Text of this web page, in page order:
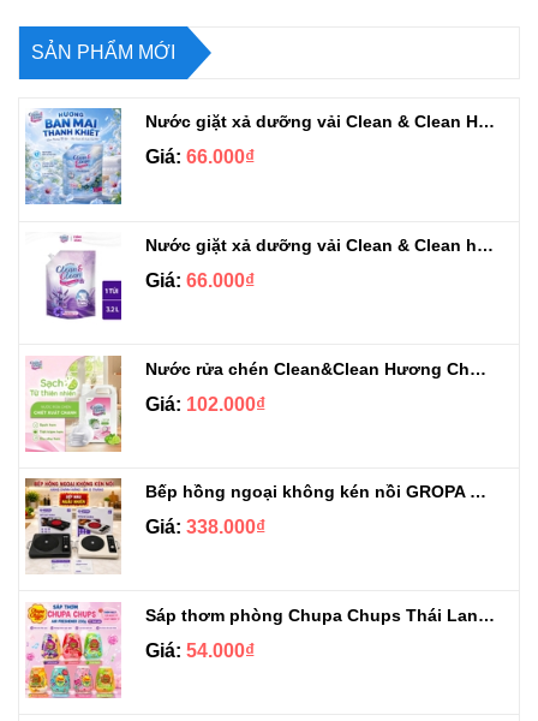
SẢN PHẨM MỚI
Nước giặt xả dưỡng vải Clean & Clean Hương Ban Mai 3.2kg
Giá: 66.000₫
Nước giặt xả dưỡng vải Clean & Clean hương Violet 3.2kg
Giá: 66.000₫
Nước rửa chén Clean&Clean Hương Chanh Can 5L
Giá: 102.000₫
Bếp hồng ngoại không kén nồi GROPA G1-608
Giá: 338.000₫
Sáp thơm phòng Chupa Chups Thái Lan 230g
Giá: 54.000₫